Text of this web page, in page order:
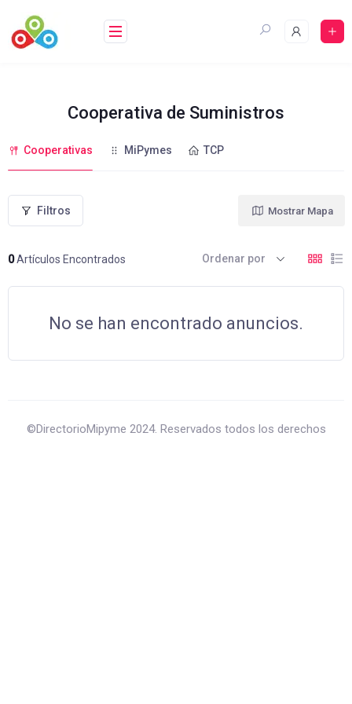
contenido
Cooperativa de Suministros
Cooperativas MiPymes TCP
Filtros
0Artículos Encontrados
Mostrar Mapa
Ordenar por
No se han encontrado anuncios.
©DirectorioMipyme 2024. Reservados todos los derechos